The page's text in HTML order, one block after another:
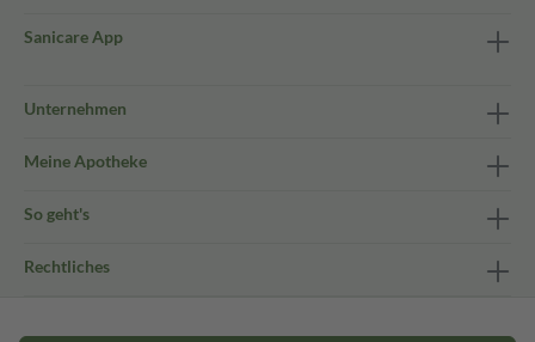
Sanicare App
Unternehmen
Meine Apotheke
So geht's
Rechtliches